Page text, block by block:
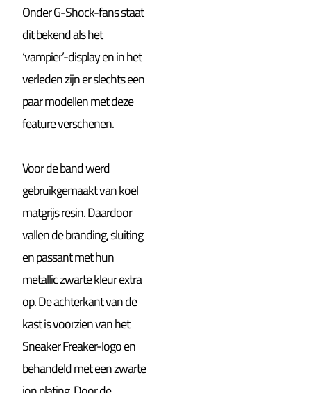
Onder G-Shock-fans staat
dit bekend als het
‘vampier’-display en in het
verleden zijn er slechts een
paar modellen met deze
feature verschenen.
Voor de band werd
gebruikgemaakt van koel
matgrijs resin. Daardoor
vallen de branding, sluiting
en passant met hun
metallic zwarte kleur extra
op. De achterkant van de
kast is voorzien van het
Sneaker Freaker-logo en
behandeld met een zwarte